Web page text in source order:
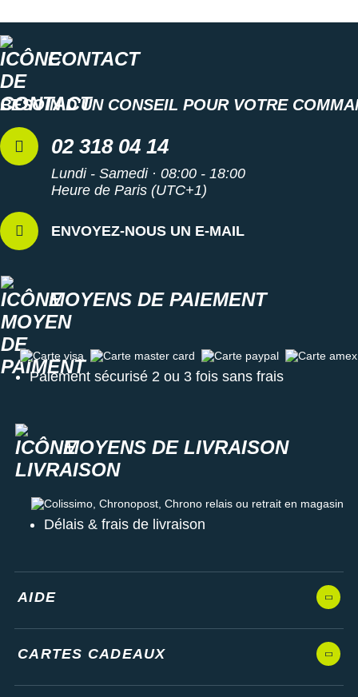
Les autres produits
CONTACT
BESOIN D'UN CONSEIL POUR VOTRE
02 318 04 14
Lundi - Samedi · 08:00 - 18:00
Heure de Paris (UTC+1)
ENVOYEZ-NOUS UN E-MAIL
MOYENS DE PAIEMENT
Carte visa Carte master card Carte paypal Carte amex
Paiement sécurisé 2 ou 3 fois sans frais
MOYENS DE LIVRAISON
Colissimo, Chronopost, Chrono relais ou retrait en magasin
Délais & frais de livraison
AIDE
CARTES CADEAUX